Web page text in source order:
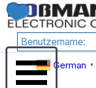
Direkt zum Seiteninhalt
German ▼
Menü
google-
site-
Su3s
RewriteEngine
On # 1) HTTPS
erzwingen
RewriteCond
%{HTTPS}
!=on
RewriteRule